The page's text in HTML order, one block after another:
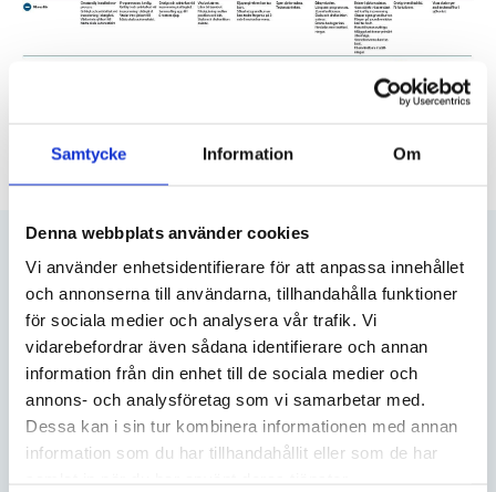
Samtycke Information Om
Denna webbplats använder cookies
Vi använder enhetsidentifierare för att anpassa innehållet
och annonserna till användarna, tillhandahålla funktioner
för sociala medier och analysera vår trafik. Vi
vidarebefordrar även sådana identifierare och annan
information från din enhet till de sociala medier och
annons- och analysföretag som vi samarbetar med.
Dessa kan i sin tur kombinera informationen med annan
information som du har tillhandahållit eller som de har
minus från testet.
KÖP BÅTFÖRSÄKRING
Välj din båttyp
UTOMBORDARE
SE DITT PRIS